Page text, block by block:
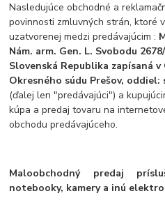
Nasledujúce obchodné a
povinnosti zmluvných strán, ktoré
uzatvorenej medzi predávajúcim :
Nám. arm. Gen. L. Svobodu
Slovenská Republika zapísaná
Okresného súdu Prešov, oddiel:
(ďalej len "predávajúci") a
kúpa a predaj tovaru na
obchodu predávajúceho.
Maloobchodný predaj
notebooky, kamery a inú